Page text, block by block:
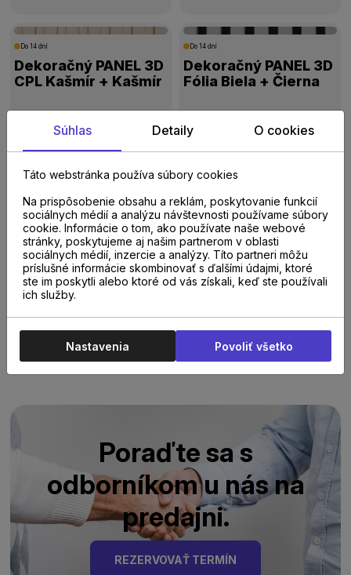
Do 14 dní
Dekoračný PANEL 3D
CPL Kašmír + Kašmír
59,90 €/kss DPH
Do 14 dní
Dekoračný PANEL 3D
Fólia Biela + Čierna
52,40 € s DPH
Do 14 dní
Dekoračný PANEL 3D
Fólia Biela + Biela
52,40 €/ks s DPH
Do 14 dní
Dekoračný PANEL 3D
Fólia Biela + Dub
Európsky
52,40 € /kss DPH
Poraďte sa s
odborníkom u nás na
predajni.
REZERVOVAŤ TERMÍN
Súhlas Detaily O cookies
Táto webstránka používa súbory cookies
Na prispôsobenie obsahu a reklám, poskytovanie funkcií
sociálnych médií a analýzu návštevnosti používame súbory
cookie. Informácie o tom, ako používate naše webové
stránky, poskytujeme aj našim partnerom v oblasti
sociálnych médií, inzercie a analýzy. Títo partneri môžu
príslušné informácie skombinovať s ďalšími údajmi, ktoré
ste im poskytli alebo ktoré od vás získali, keď ste používali
ich služby.
Nastavenia Povoliť všetko